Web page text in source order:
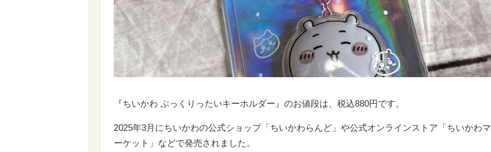
『ちいかわ ぷっくりったいキーホルダー』のお値段は、税込880円です。
2025年3月にちいかわの公式ショップ「ちいかわらんど」や公式オンラインストア「ちいかわマ
ーケット」などで発売されました。